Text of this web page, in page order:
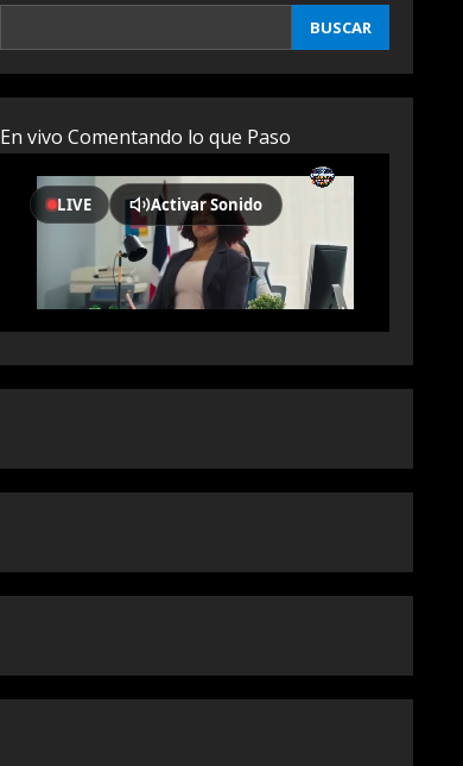
BUSCAR
En vivo Comentando lo que Paso